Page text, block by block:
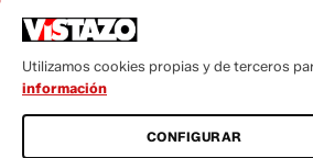
Utilizamos cookies propias y de terceros
información
CONFIGURAR